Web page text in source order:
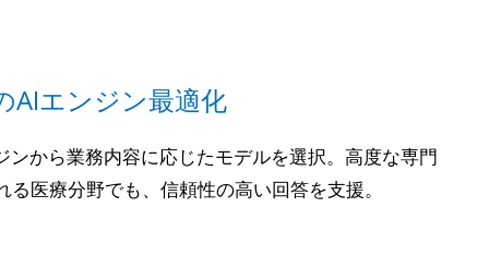
AIエンジン最適化
ンから業務内容に応じたモデルを選択。高度な専門
る医療分野でも、信頼性の高い回答を支援。